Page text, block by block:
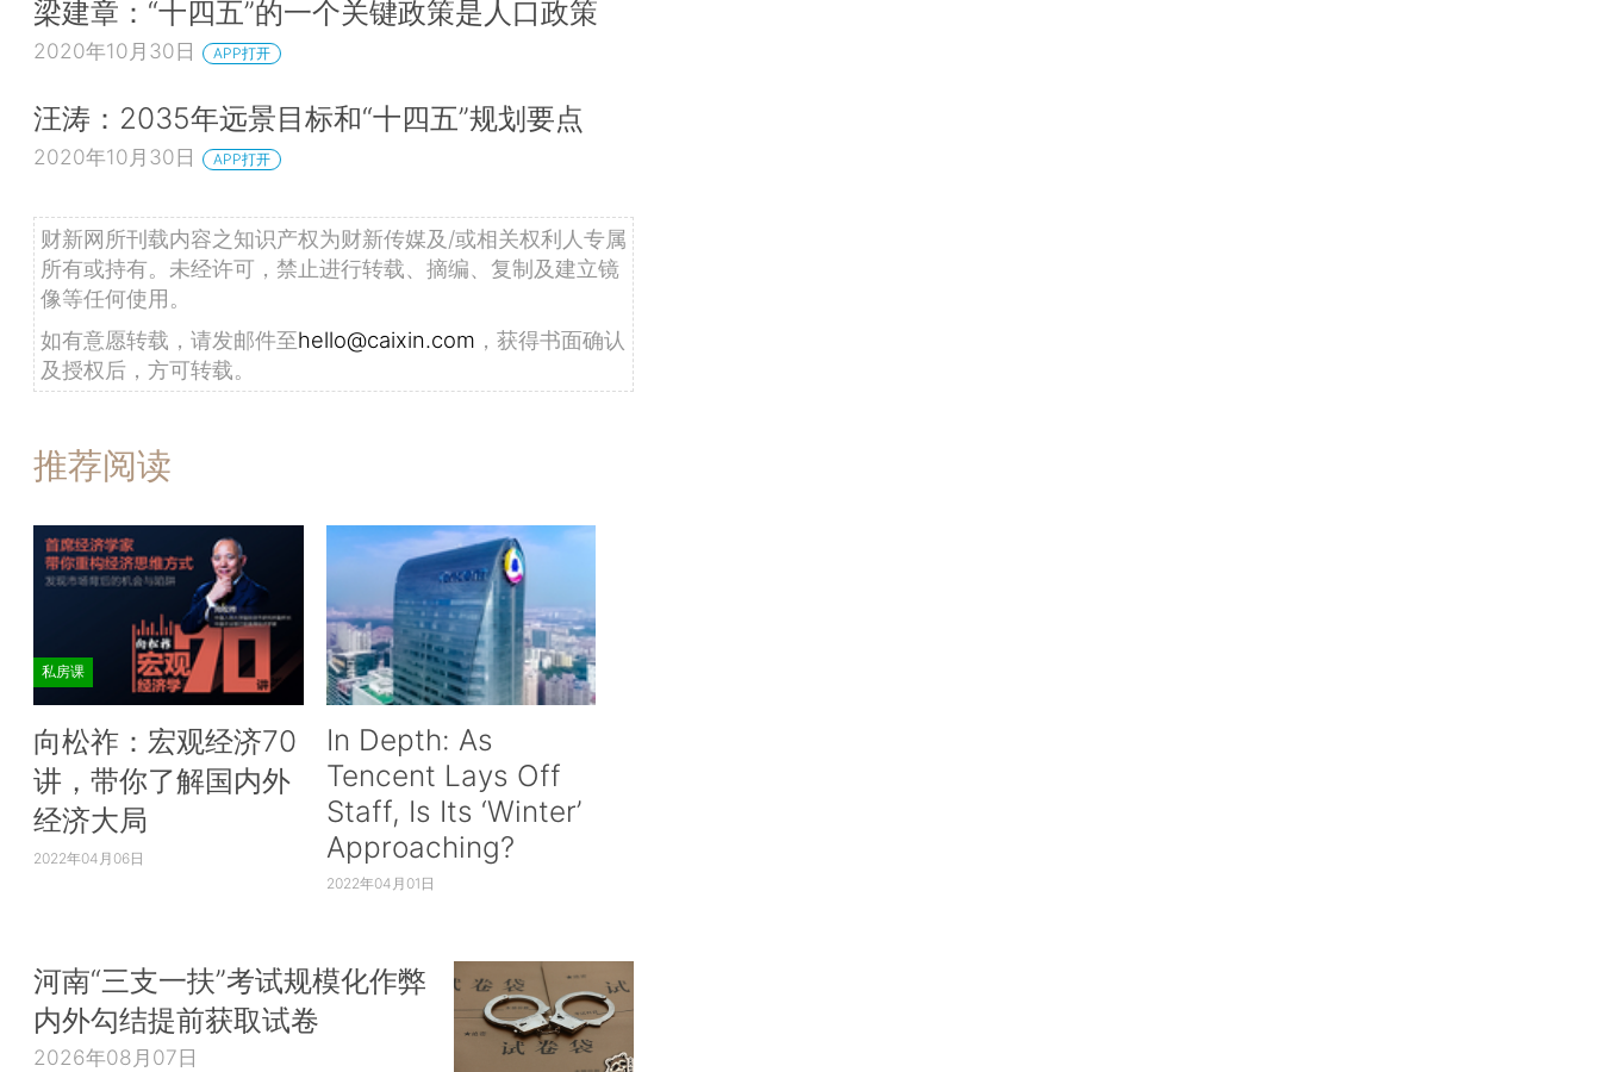
梁建章：“十四五”的一个关键政策是人口政策
2020年10月30日 APP打开
汪涛：2035年远景目标和“十四五”规划要点
2020年10月30日 APP打开
财新网所刊载内容之知识产权为财新传媒及/或相关权利人专属
所有或持有。未经许可，禁止进行转载、摘编、复制及建立镜
像等任何使用。
如有意愿转载，请发邮件至hello@caixin.com ，获得书面确认
及授权后，方可转载。
推荐阅读
私房课
向松祚：宏观经济70
讲，带你了解国内外
经济大局
2022年04月06日
In Depth: As
Tencent Lays Off
Staff, Is Its ‘Winter’
Approaching?
2022年04月01日
河南“三支一扶”考试规模化作弊
内外勾结提前获取试卷
2026年08月07日